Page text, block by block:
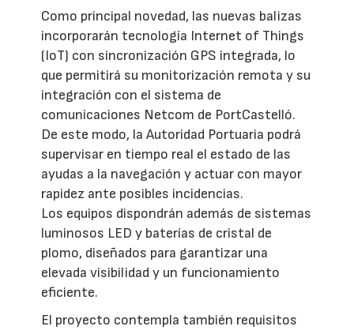
Como principal novedad, las nuevas balizas
incorporarán tecnología Internet of Things
(IoT) con sincronización GPS integrada, lo
que permitirá su monitorización remota y su
integración con el sistema de
comunicaciones Netcom de PortCastelló.
De este modo, la Autoridad Portuaria podrá
supervisar en tiempo real el estado de las
ayudas a la navegación y actuar con mayor
rapidez ante posibles incidencias.
Los equipos dispondrán además de sistemas
luminosos LED y baterías de cristal de
plomo, diseñados para garantizar una
elevada visibilidad y un funcionamiento
eficiente.
El proyecto contempla también requisitos